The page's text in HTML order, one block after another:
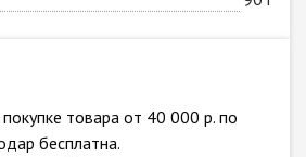
товара от 40 000 р. по
бесплатна.